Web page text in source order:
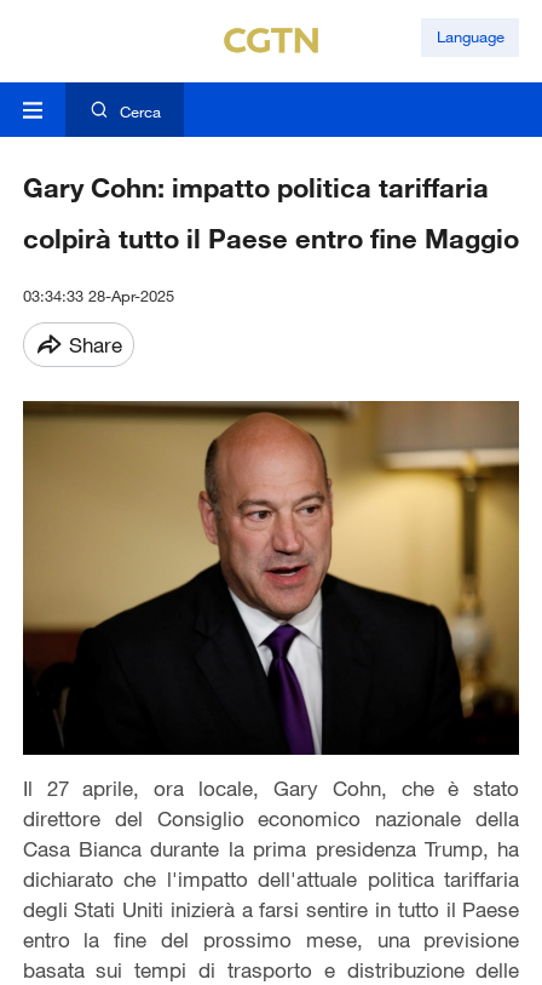
Language
Cerca
Gary Cohn: impatto politica tariffaria
colpirà tutto il Paese entro fine Maggio
03:34:33 28-Apr-2025
Share
Il 27 aprile, ora locale, Gary Cohn, che è stato
direttore del Consiglio economico nazionale della
Casa Bianca durante la prima presidenza Trump, ha
dichiarato che l'impatto dell'attuale politica tariffaria
degli Stati Uniti inizierà a farsi sentire in tutto il Paese
entro la fine del prossimo mese, una previsione
basata sui tempi di trasporto e distribuzione delle